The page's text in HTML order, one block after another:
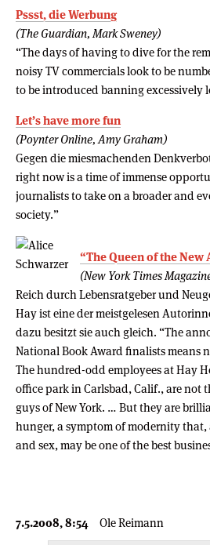
Pssst, die Werbung
(The Guardian, Mark Sweney)
“The days of having to dive for the
noisy TV commercials look to be
to be introduced banning excessively
Let’s have more fun
(Poynter Online, Amy Graham)
Gegen die miesmachenden
right now is a time of immense
journalists to take on a broader and
society.”
“The Queen of the New
(New York Times
Reich durch Lebensratgeber und
Hay ist eine der meistgelesen
dazu besitzt sie auch gleich. “The
National Book Award finalists means
The hundred-odd employees at Hay
office park in Carlsbad, Calif., are not
guys of New York. … But they are
hunger, a symptom of modernity
and sex, may be one of the best
7.5.2008, 8:54 Ole Reimann